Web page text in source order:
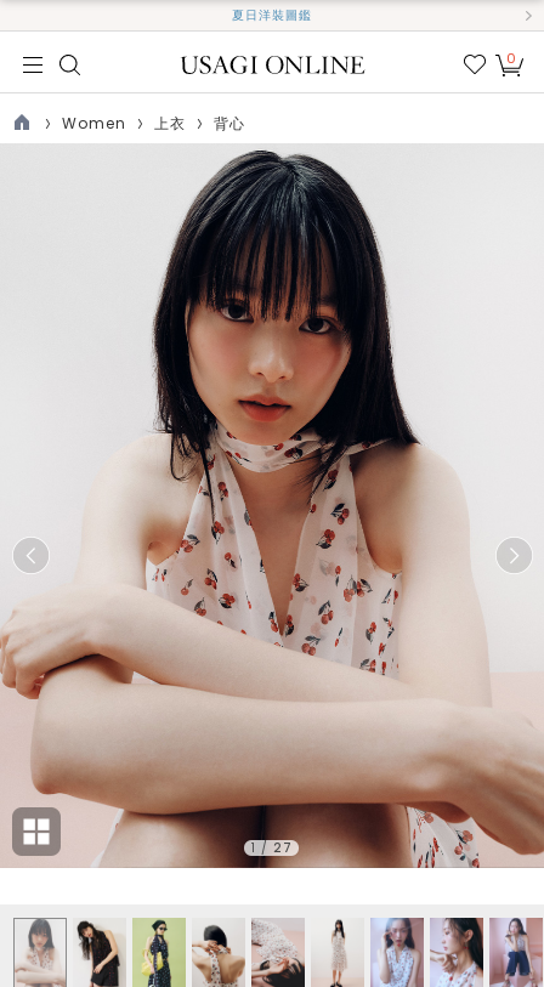
夏日洋裝圖鑑
我的
0
TOP
Women 上衣 背心
1 / 27